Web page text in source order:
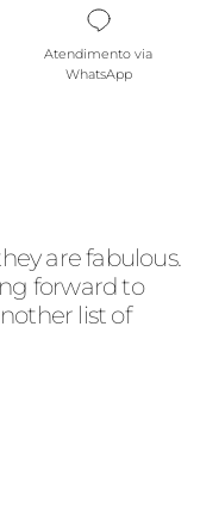
Atendimento via
WhatsApp
are fabulous.
forward to
list of